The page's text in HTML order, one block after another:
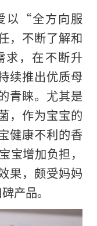
以“全方向服
，不断了解和
求，在不断升
续推出优质母
青睐。尤其是
，作为宝宝的
健康不利的香
宝增加负担，
果，颇受妈妈
产品。